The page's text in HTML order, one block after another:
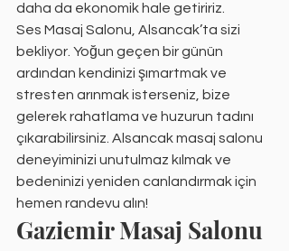
daha da ekonomik hale getiririz.
Ses Masaj Salonu, Alsancak’ta sizi
bekliyor. Yoğun geçen bir günün
ardından kendinizi şımartmak ve
stresten arınmak isterseniz, bize
gelerek rahatlama ve huzurun tadını
çıkarabilirsiniz. Alsancak masaj salonu
deneyiminizi unutulmaz kılmak ve
bedeninizi yeniden canlandırmak için
hemen randevu alın!
Gaziemir Masaj Salonu